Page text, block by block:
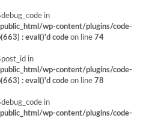
in
wp-content/plugins/code-
: eval()'d code on line 74
in
wp-content/plugins/code-
: eval()'d code on line 78
in
wp-content/plugins/code-